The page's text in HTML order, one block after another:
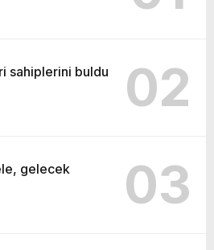
sahiplerini buldu 02
gelecek
03